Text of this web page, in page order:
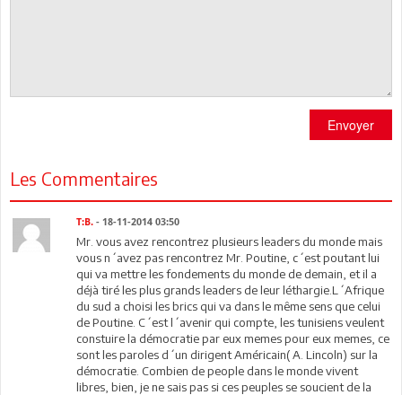
Envoyer
Les Commentaires
T:B. - 18-11-2014 03:50
Mr. vous avez rencontrez plusieurs leaders du monde mais
vous n´avez pas rencontrez Mr. Poutine, c´est poutant lui
qui va mettre les fondements du monde de demain, et il a
déjà tiré les plus grands leaders de leur léthargie.L´Afrique
du sud a choisi les brics qui va dans le même sens que celui
de Poutine. C´est l´avenir qui compte, les tunisiens veulent
constuire la démocratie par eux memes pour eux memes, ce
sont les paroles d´un dirigent Américain( A. Lincoln) sur la
démocratie. Combien de people dans le monde vivent
libres, bien, je ne sais pas si ces peuples se soucient de la